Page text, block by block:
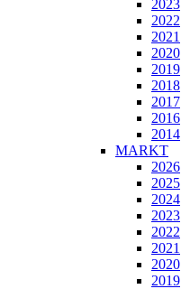
2023
2022
2021
2020
2019
2018
2017
2016
2014
MARKT
2026
2025
2024
2023
2022
2021
2020
2019